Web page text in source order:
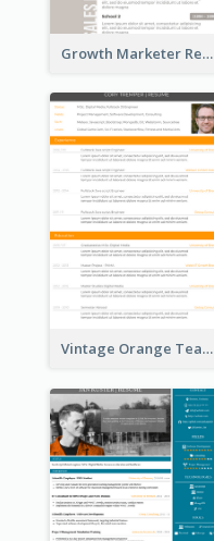
Growth Marketer Resume
Vintage Orange Teacher Resume